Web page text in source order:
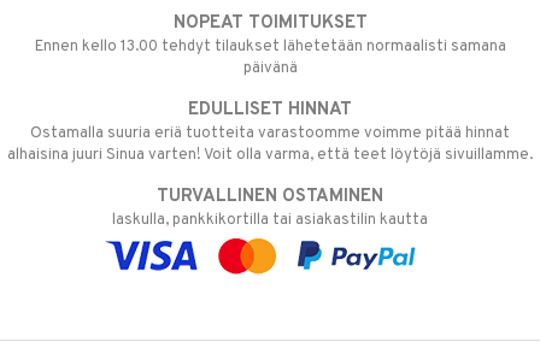
NOPEAT TOIMITUKSET
Ennen kello 13.00 tehdyt tilaukset lähetetään normaalisti samana
päivänä
EDULLISET HINNAT
Ostamalla suuria eriä tuotteita varastoomme voimme pitää hinnat
alhaisina juuri Sinua varten! Voit olla varma, että teet löytöjä sivuillamme.
TURVALLINEN OSTAMINEN
laskulla, pankkikortilla tai asiakastilin kautta